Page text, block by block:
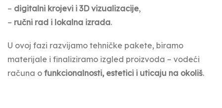
– digitalni krojevi i 3D vizualizacije,
– ručni rad i lokalna izrada.
U ovoj fazi razvijamo tehničke pakete, biramo
materijale i finaliziramo izgled proizvoda – vodeći
računa o funkcionalnosti, estetici i uticaju na okoliš.